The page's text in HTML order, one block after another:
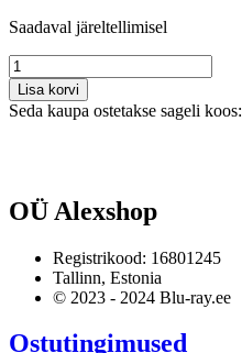
Saadaval järeltellimisel
Muumia
triloogia
(3
Blu-
Lisa korvi
Seda kaupa ostetakse sageli koos:
OÜ Alexshop
Registrikood: 16801245
Tallinn, Estonia
© 2023 - 2024 Blu-ray.ee
Ostutingimused